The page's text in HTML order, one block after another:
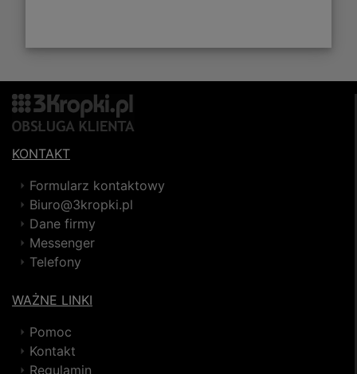
KONTAKT
Formularz kontaktowy
Biuro@3kropki.pl
Dane firmy
Messenger
Telefony
WAŻNE LINKI
Pomoc
Kontakt
Regulamin